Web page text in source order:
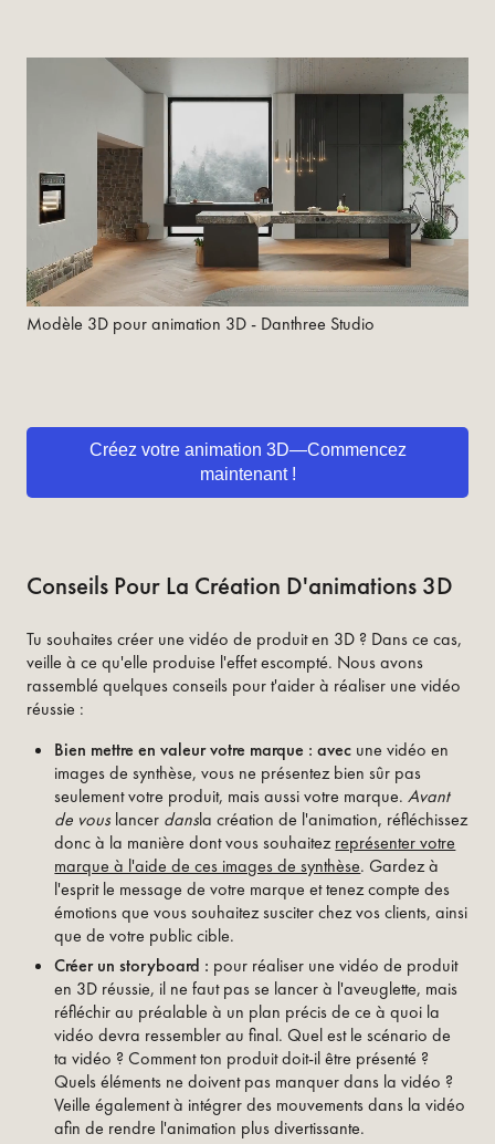
Modèle 3D pour animation 3D - Danthree Studio
Créez votre animation 3D—Commencez
maintenant !
Conseils Pour La Création D'animations 3D
Tu souhaites créer une vidéo de produit en 3D ? Dans ce cas,
veille à ce qu'elle produise l'effet escompté. Nous avons
rassemblé quelques conseils pour t'aider à réaliser une vidéo
réussie :
Bien mettre en valeur votre marque : avec une vidéo en
images de synthèse, vous ne présentez bien sûr pas
seulement votre produit, mais aussi votre marque.Avant
de vous lancer dansla création de l'animation, réfléchissez
donc à la manière dont vous souhaitezreprésenter votre
marque à l'aide de ces images de synthèse. Gardez à
l'esprit le message de votre marque et tenez compte des
émotions que vous souhaitez susciter chez vos clients, ainsi
que de votre public cible.
Créer un storyboard : pour réaliser une vidéo de produit
en 3D réussie, il ne faut pas se lancer à l'aveuglette, mais
réfléchir au préalable à un plan précis de ce à quoi la
vidéo devra ressembler au final. Quel est le scénario de
ta vidéo ? Comment ton produit doit-il être présenté ?
Quels éléments ne doivent pas manquer dans la vidéo ?
Veille également à intégrer des mouvements dans la vidéo
afin de rendre l'animation plus divertissante.